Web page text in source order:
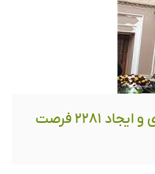
بهره‌برداری ١٨٣ طرح گردشگری و ایجاد ٢٢٨١ فرصت